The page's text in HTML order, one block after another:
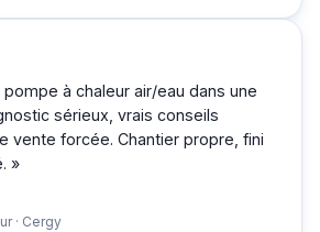
pompe à chaleur air/eau dans une
sérieux, vrais conseils
vente forcée. Chantier propre, fini
»
· Cergy